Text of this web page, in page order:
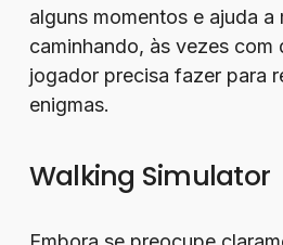
alguns momentos e ajuda a
caminhando, às vezes com
jogador precisa fazer para
enigmas.
Walking Simulator